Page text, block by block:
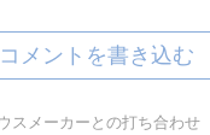
コメントを書き込む
スメーカーとの打ち合わせ